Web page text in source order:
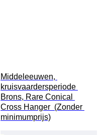
Middeleeuwen,
kruisvaardersperiode
Brons, Rare Conical
Cross Hanger  (Zonder
minimumprijs)